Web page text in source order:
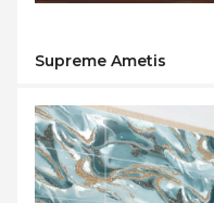
Supreme Ametis